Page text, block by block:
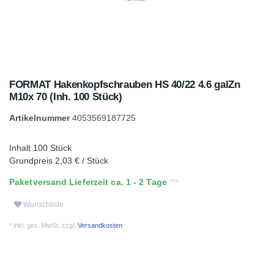
FORMAT Hakenkopfschrauben HS 40/22 4.6 galZn
M10x 70 (Inh. 100 Stück)
Artikelnummer4053569187725
Inhalt 100 Stück
Grundpreis 2,03 € / Stück
Paketversand Lieferzeit ca. 1 - 2 Tage
Wunschliste
* inkl. ges. MwSt. zzgl. Versandkosten